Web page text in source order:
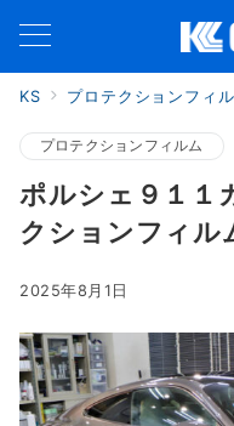
KS プロテクションフィ
プロテクションフィルム
ポルシェ９１１
クションフィル
2025年8月1日